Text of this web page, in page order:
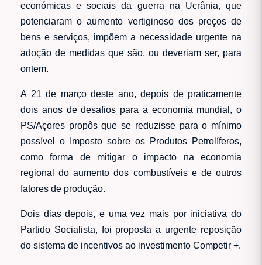
económicas e sociais da guerra na Ucrânia, que
potenciaram o aumento vertiginoso dos preços de
bens e serviços, impõem a necessidade urgente na
adoção de medidas que são, ou deveriam ser, para
ontem.
A 21 de março deste ano, depois de praticamente
dois anos de desafios para a economia mundial, o
PS/Açores propôs que se reduzisse para o mínimo
possível o Imposto sobre os Produtos Petrolíferos,
como forma de mitigar o impacto na economia
regional do aumento dos combustíveis e de outros
fatores de produção.
Dois dias depois, e uma vez mais por iniciativa do
Partido Socialista, foi proposta a urgente reposição
do sistema de incentivos ao investimento Competir +.